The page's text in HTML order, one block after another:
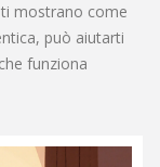
mostrano come
può aiutarti
funziona